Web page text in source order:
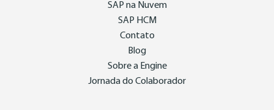
SAP na Nuvem
SAP HCM
Contato
Blog
Sobre a Engine
Jornada do Colaborador